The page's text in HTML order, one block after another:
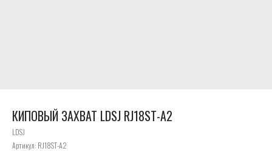
КИПОВЫЙ ЗАХВАТ LDSJ RJ18ST-A2
LDSJ
Артикул: RJ18ST-A2